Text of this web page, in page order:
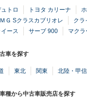
トロ トヨタ カリーナ
Ｇ Sクラスカブリオレ
クラ
ース
サーブ 900 マク
車を探す
東北 関東 北陸・甲
種から中古車販売店を探す